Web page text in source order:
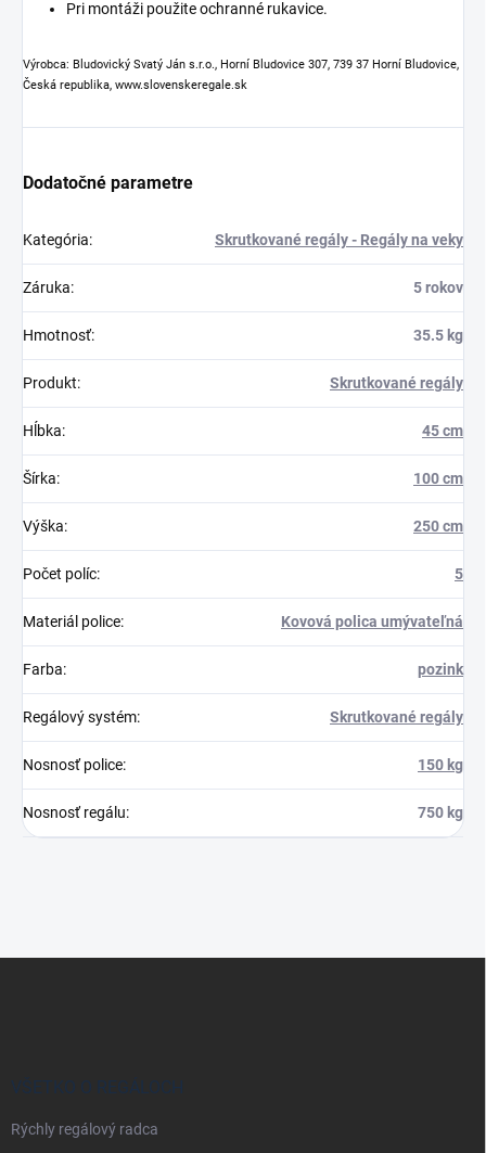
Pri montáži použite ochranné rukavice.
Výrobca: Bludovický Svatý Ján s.r.o., Horní Bludovice 307, 739 37 Horní Bludovice,
Česká republika, www.slovenskeregale.sk
Dodatočné parametre
Kategória: Skrutkované regály - Regály na veky
Záruka: 5 rokov
Hmotnosť: 35.5 kg
Produkt: Skrutkované regály
Hĺbka: 45 cm
Šírka: 100 cm
Výška: 250 cm
Počet políc: 5
Materiál police: Kovová polica umývateľná
Farba: pozink
Regálový systém: Skrutkované regály
Nosnosť police: 150 kg
Nosnosť regálu: 750 kg
VŠETKO O REGÁLOCH
Rýchly regálový radca